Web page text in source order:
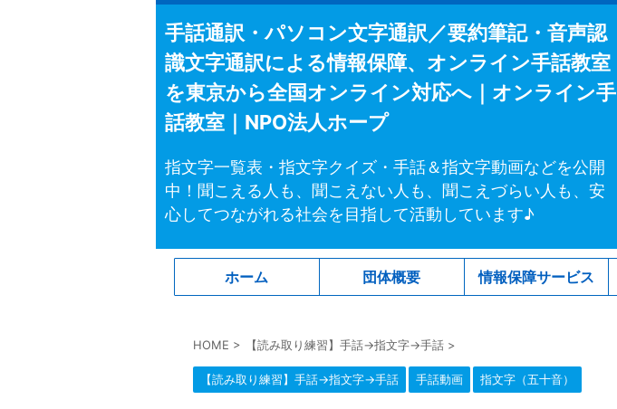
手話通訳・パソコン文字通訳／要約筆記・音声認
識文字通訳による情報保障、オンライン手話教室
を東京から全国オンライン対応へ｜オンライン手
話教室｜NPO法人ホープ
指文字一覧表・指文字クイズ・手話＆指文字動画などを公開
中！聞こえる人も、聞こえない人も、聞こえづらい人も、安
心してつながれる社会を目指して活動しています♪
ホーム 団体概要 情報保障サービス
HOME > 【読み取り練習】手話→指文字→手話 >
【読み取り練習】手話→指文字→手話 手話動画 指文字（五十音）